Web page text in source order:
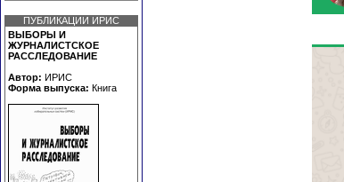
ПУБЛИКАЦИИ ИРИС
ВЫБОРЫ И
ЖУРНАЛИСТСКОЕ
РАССЛЕДОВАНИЕ
Автор: ИРИС
Форма выпуска: Книга